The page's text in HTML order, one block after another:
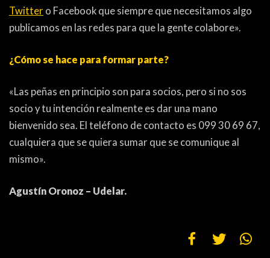
Twitter o Facebook que siempre que necesitamos algo
publicamos en las redes para que la gente colabore».
¿Cómo se hace para formar parte?
«Las peñas en principio son para socios, pero si no sos
socio y tu intención realmente es dar una mano
bienvenido sea. El teléfono de contacto es 099 30 69 67,
cualquiera que se quiera sumar que se comunique al
mismo».
Agustín Oronoz – Udelar.